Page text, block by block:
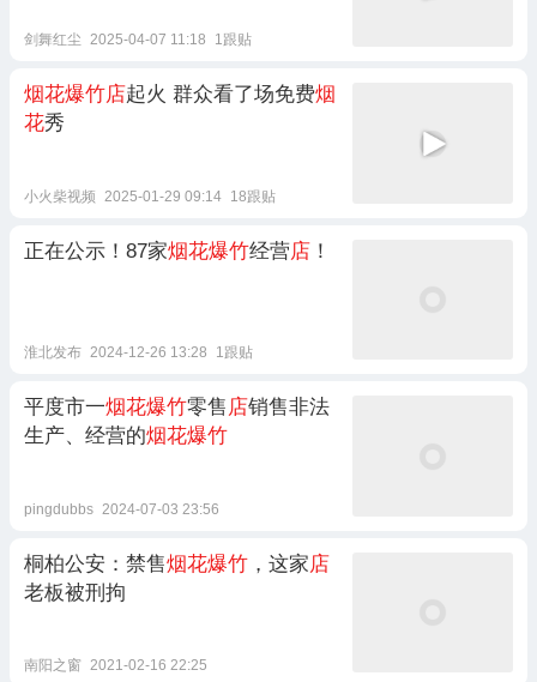
剑舞红尘 2025-04-07 11:18 1跟贴
烟花爆竹店起火 群众看了场免费烟
花秀
小火柴视频 2025-01-29 09:14 18跟贴
正在公示！87家烟花爆竹经营店 ！
淮北发布 2024-12-26 13:28 1跟贴
平度市一烟花爆竹零售 店销售非法
生产、经营的烟花爆竹
pingdubbs 2024-07-03 23:56
桐柏公安：禁售烟花爆竹 ，这家店
老板被刑拘
南阳之窗 2021-02-16 22:25